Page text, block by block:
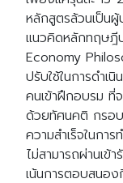
หลักสูตรล้วนเป็นผู้
แนวคิดหลักทฤษ
Economy
ปรับใช้ในการดำ
คนเข้าฝึกอบรม
ด้วยทัศนคติ กรอ
ความสำเร็จในกา
ไม่สามารถผ่านเข้
เน้นการตอบสนอง